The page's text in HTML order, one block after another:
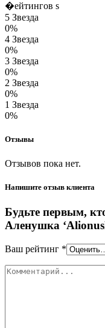
�ейтингов s
5 Звезда
0%
4 Звезда
0%
3 Звезда
0%
2 Звезда
0%
1 Звезда
0%
Отзывы
Отзывов пока нет.
Напишите отзыв клиента
Будьте первым,
Аленушка
Ваш рейтинг *